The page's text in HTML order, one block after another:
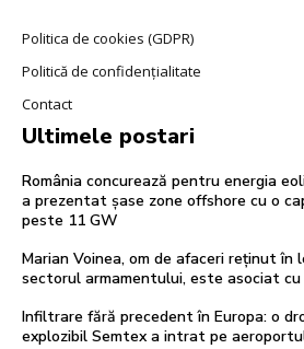
Politica de cookies (GDPR)
Politică de confidențialitate
Contact
Ultimele postari
România concurează pentru energia
a prezentat șase zone offshore cu o
peste 11 GW
Marian Voinea, om de afaceri reținut
sectorul armamentului, este asociat cu
Infiltrare fără precedent în Europa: o
explozibil Semtex a intrat pe